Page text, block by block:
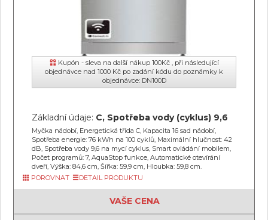
Kupón - sleva na další nákup 100Kč , při následující
objednávce nad 1000 Kč po zadání kódu do poznámky k
objednávce: DN100D
Základní údaje: C, Spotřeba vody (cyklus) 9,6
Myčka nádobí, Energetická třída C, Kapacita 16 sad nádobí,
Spotřeba energie: 76 kWh na 100 cyklů, Maximální hlučnost: 42
dB, Spotřeba vody 9,6 na mycí cyklus, Smart ovládání mobilem,
Počet programů: 7, AquaStop funkce, Automatické otevírání
dveří, Výška: 84,6 cm, Šířka: 59,9 cm, Hloubka: 59,8 cm.
POROVNAT
DETAIL PRODUKTU
VAŠE CENA